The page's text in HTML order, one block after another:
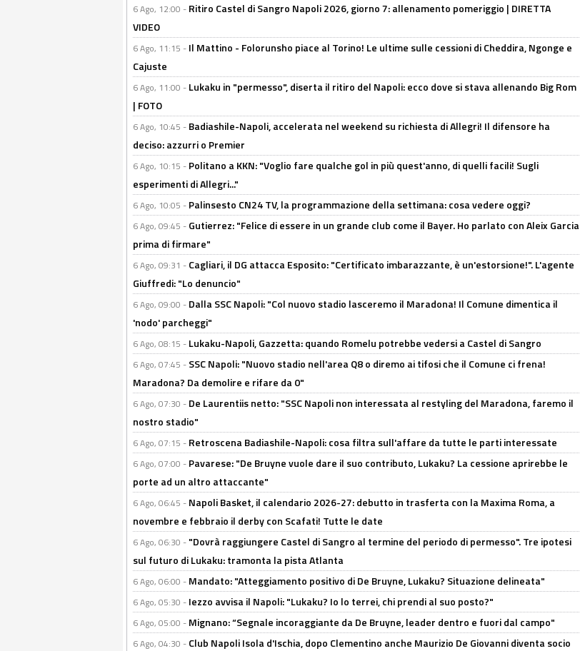
6 Ago, 12:00 - Ritiro Castel di Sangro Napoli 2026, giorno 7: allenamento pomeriggio | DIRETTA
VIDEO
6 Ago, 11:15 - Il Mattino - Folorunsho piace al Torino! Le ultime sulle cessioni di Cheddira, Ngonge e
Cajuste
6 Ago, 11:00 - Lukaku in "permesso", diserta il ritiro del Napoli: ecco dove si stava allenando Big Rom
| FOTO
6 Ago, 10:45 - Badiashile-Napoli, accelerata nel weekend su richiesta di Allegri! Il difensore ha
deciso: azzurri o Premier
6 Ago, 10:15 - Politano a KKN: "Voglio fare qualche gol in più quest'anno, di quelli facili! Sugli
esperimenti di Allegri..."
6 Ago, 10:05 - Palinsesto CN24 TV, la programmazione della settimana: cosa vedere oggi?
6 Ago, 09:45 - Gutierrez: "Felice di essere in un grande club come il Bayer. Ho parlato con Aleix Garcia
prima di firmare"
6 Ago, 09:31 - Cagliari, il DG attacca Esposito: "Certificato imbarazzante, è un'estorsione!". L'agente
Giuffredi: "Lo denuncio"
6 Ago, 09:00 - Dalla SSC Napoli: "Col nuovo stadio lasceremo il Maradona! Il Comune dimentica il
'nodo' parcheggi"
6 Ago, 08:15 - Lukaku-Napoli, Gazzetta: quando Romelu potrebbe vedersi a Castel di Sangro
6 Ago, 07:45 - SSC Napoli: "Nuovo stadio nell'area Q8 o diremo ai tifosi che il Comune ci frena!
Maradona? Da demolire e rifare da 0"
6 Ago, 07:30 - De Laurentiis netto: "SSC Napoli non interessata al restyling del Maradona, faremo il
nostro stadio"
6 Ago, 07:15 - Retroscena Badiashile-Napoli: cosa filtra sull'affare da tutte le parti interessate
6 Ago, 07:00 - Pavarese: "De Bruyne vuole dare il suo contributo, Lukaku? La cessione aprirebbe le
porte ad un altro attaccante"
6 Ago, 06:45 - Napoli Basket, il calendario 2026-27: debutto in trasferta con la Maxima Roma, a
novembre e febbraio il derby con Scafati! Tutte le date
6 Ago, 06:30 - "Dovrà raggiungere Castel di Sangro al termine del periodo di permesso". Tre ipotesi
sul futuro di Lukaku: tramonta la pista Atlanta
6 Ago, 06:00 - Mandato: "Atteggiamento positivo di De Bruyne, Lukaku? Situazione delineata"
6 Ago, 05:30 - Iezzo avvisa il Napoli: "Lukaku? Io lo terrei, chi prendi al suo posto?"
6 Ago, 05:00 - Mignano: “Segnale incoraggiante da De Bruyne, leader dentro e fuori dal campo"
6 Ago, 04:30 - Club Napoli Isola d'Ischia, dopo Clementino anche Maurizio De Giovanni diventa socio